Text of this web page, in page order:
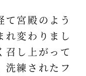
て宮殿のよう
れ変わりまし
召し上がって
洗練されたフ